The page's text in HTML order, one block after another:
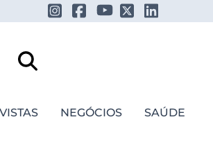
NEGÓCIOS SAÚDE